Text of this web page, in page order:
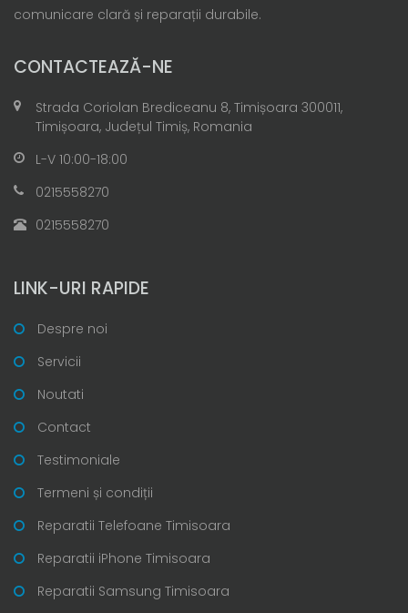
comunicare clară și reparații durabile.
CONTACTEAZĂ-NE
Strada Coriolan Brediceanu 8, Timișoara 300011,
Timișoara, Județul Timiș, Romania
L-V 10:00-18:00
0215558270
0215558270
LINK-URI RAPIDE
Despre noi
Servicii
Noutati
Contact
Testimoniale
Termeni și condiții
Reparatii Telefoane Timisoara
Reparatii iPhone Timisoara
Reparatii Samsung Timisoara